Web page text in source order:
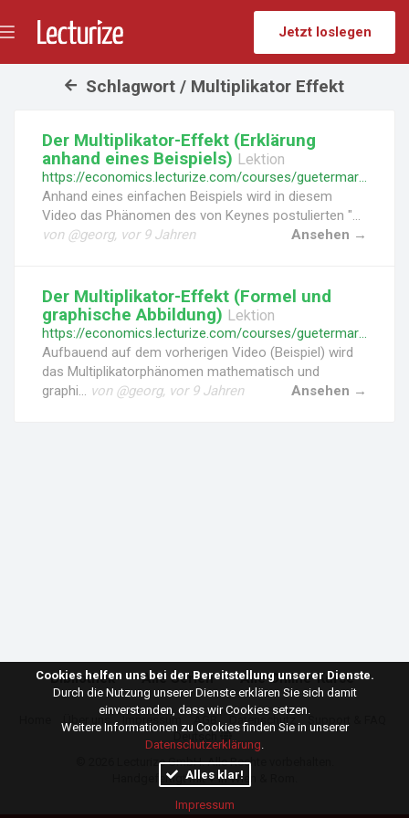
Jetzt loslegen
Schlagwort / Multiplikator Effekt
Der Multiplikator-Effekt (Erklärung
anhand eines Beispiels) Lektion
https://economics.lecturize.com/courses/guetermarkt/lessons/der-multiplikator-effekt-erklaerung-anhand-eines-beispiels
Anhand eines einfachen Beispiels wird in diesem
Video das Phänomen des von Keynes postulierten "...
von @georg, vor 9 Jahren
Ansehen →
Der Multiplikator-Effekt (Formel und
graphische Abbildung) Lektion
https://economics.lecturize.com/courses/guetermarkt/lessons/der-multiplikator-effekt-formel-und-graphische-abbildung
Aufbauend auf dem vorherigen Video (Beispiel) wird
das Multiplikatorphänomen mathematisch und
graphi... von @georg, vor 9 Jahren Ansehen →
Bibliothek Alle Serien Alle Online-Kurse
Impressum Datenschutz
Deutsch
Lecturize GmbH. Alle Rechte vorbehalten.
Handgefertigt mit ♥ in Wien & Rom.
Cookies helfen uns bei der Bereitstellung unserer Dienste.
Durch die Nutzung unserer Dienste erklären Sie sich damit
einverstanden, dass wir Cookies setzen.
Weitere Informationen zu Cookies finden Sie in unserer
Datenschutzerklärung.
Alles klar!
Impressum